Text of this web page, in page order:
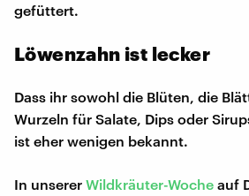
gefüttert.
Löwenzahn ist lecker
Dass ihr sowohl die Blüten, die
Wurzeln für Salate, Dips oder
ist eher wenigen bekannt.
In unserer Wildkräuter-Woche auf